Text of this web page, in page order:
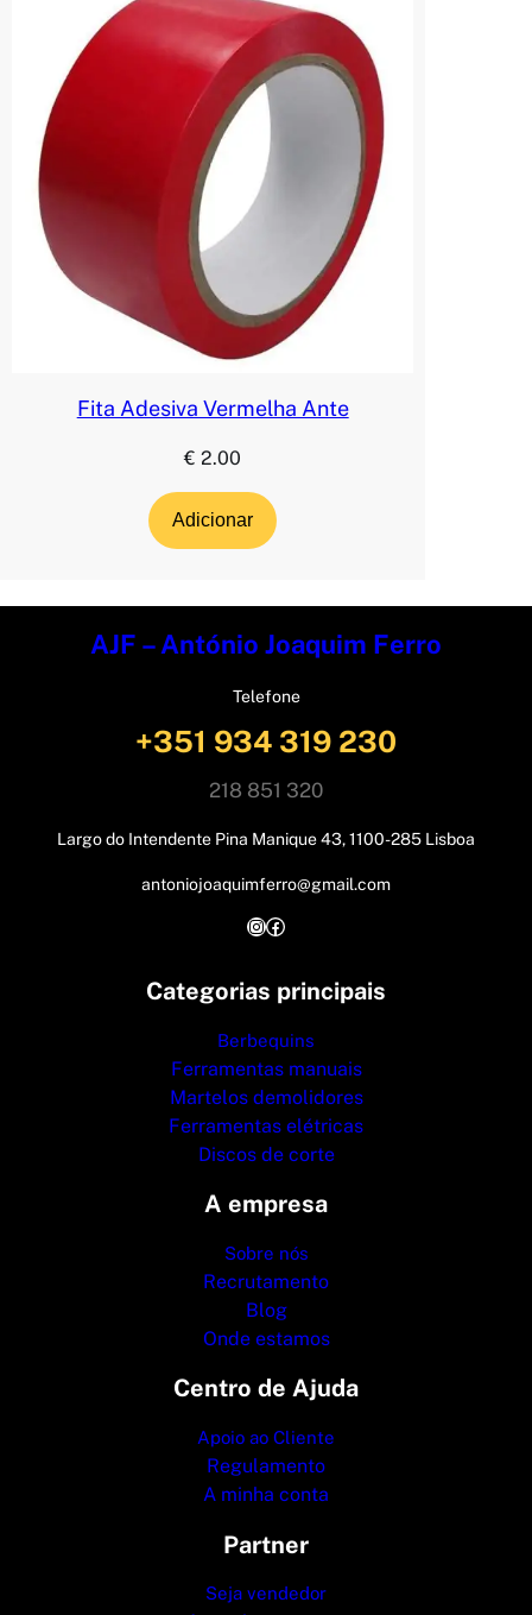
Fita Adesiva Vermelha Ante
€ 2.00
Adicionar
AJF – António Joaquim Ferro
Telefone
+351 934 319 230
218 851 320
Largo do Intendente Pina Manique 43, 1100-285 Lisboa
antoniojoaquimferro@gmail.com
InstagramFacebook
Categorias principais
Berbequins
Ferramentas manuais
Martelos demolidores
Ferramentas elétricas
Discos de corte
A empresa
Sobre nós
Recrutamento
Blog
Onde estamos
Centro de Ajuda
Apoio ao Cliente
Regulamento
A minha conta
Partner
Seja vendedor